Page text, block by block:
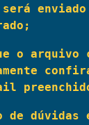
será
o arquivo
de dúvidas